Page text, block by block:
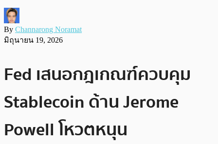
By Channarong Noramat
มิถุนายน 19, 2026
Fed เสนอกฎเกณฑ์ควบคุม
Stablecoin ด้าน Jerome
Powell โหวตหนุน